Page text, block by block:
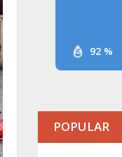
92 %
POPULAR